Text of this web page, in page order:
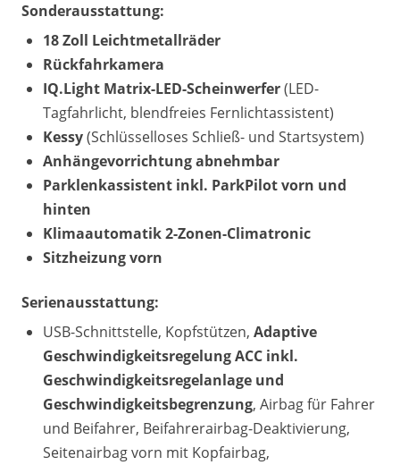
Sonderausstattung:
18 Zoll Leichtmetallräder
Rückfahrkamera
IQ.Light Matrix-LED-Scheinwerfer(LED-
Tagfahrlicht, blendfreies Fernlichtassistent)
Kessy(Schlüsselloses Schließ- und Startsystem)
Anhängevorrichtung abnehmbar
Parklenkassistent inkl. ParkPilot vorn und
hinten
Klimaautomatik 2-Zonen-Climatronic
Sitzheizung vorn
Serienausstattung:
USB-Schnittstelle, Kopfstützen, Adaptive
Geschwindigkeitsregelung ACC inkl.
Geschwindigkeitsregelanlage und
Geschwindigkeitsbegrenzung, Airbag für Fahrer
und Beifahrer, Beifahrerairbag-Deaktivierung,
Seitenairbag vorn mit Kopfairbag,